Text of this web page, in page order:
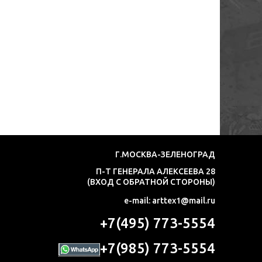
Г.МОСКВА-ЗЕЛЕНОГРАД
П-Т ГЕНЕРАЛА АЛЕКСЕЕВА 28
(ВХОД С ОБРАТНОЙ СТОРОНЫ)
e-mail: arttex1@mail.ru
+7(495) 773-5554
+7(985) 773-5554